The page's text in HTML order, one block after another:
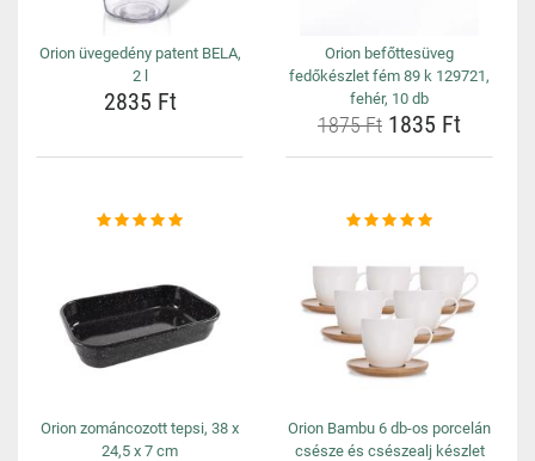
Orion üvegedény patent BELA,
2 l
2835 Ft
Orion befőttesüveg
fedőkészlet fém 89 k 129721,
fehér, 10 db
1875 Ft 1835 Ft
Orion zománcozott tepsi, 38 x
24,5 x 7 cm
Orion Bambu 6 db-os porcelán
csésze és csészealj készlet